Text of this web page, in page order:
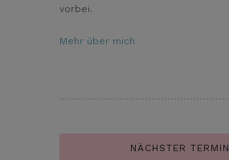
vorbei.
Mehr über mich
NÄCHSTER TERMIN